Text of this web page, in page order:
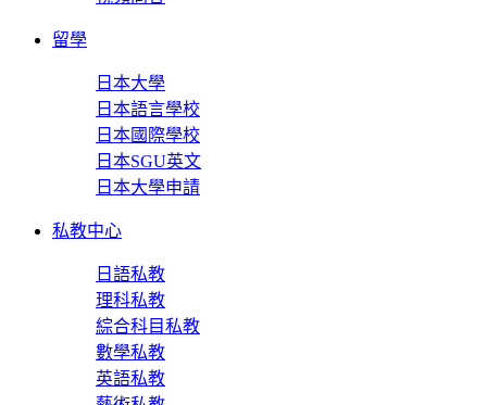
留學
日本大學
日本語言學校
日本國際學校
日本SGU英文
日本大學申請
私教中心
日語私教
理科私教
綜合科目私教
數學私教
英語私教